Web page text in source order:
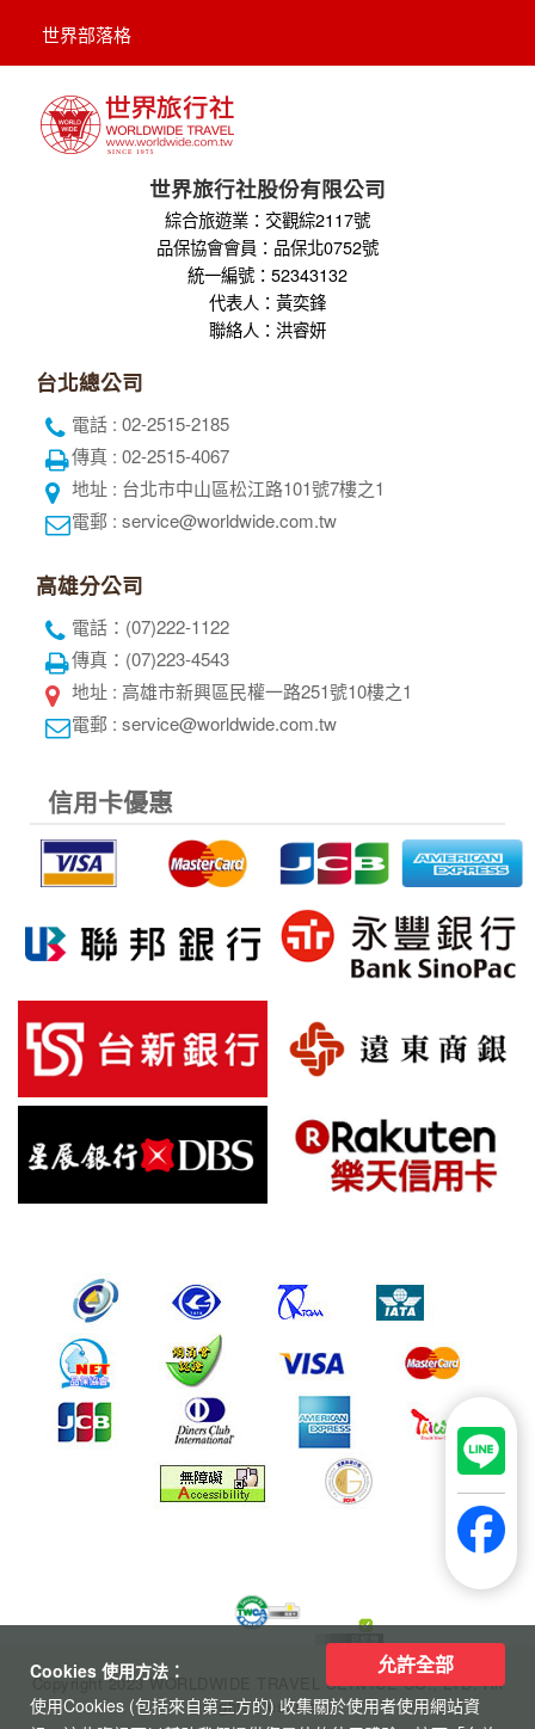
Cookies 使用方法：
使用Cookies (包括來自第三方的) 收集關於使用者使用網站資
允許全部
世界部落格
世界旅行社股份有限公司
綜合旅遊業：交觀綜2117號
品保協會會員：品保北0752號
統一編號：52343132
代表人：黃奕鋒
聯絡人：洪睿妍
台北總公司
電話 : 02-2515-2185
傳真 : 02-2515-4067
地址 : 台北市中山區松江路101號7樓之1
電郵 : service@worldwide.com.tw
高雄分公司
電話：(07)222-1122
傳真：(07)223-4543
地址 : 高雄市新興區民權一路251號10樓之1
電郵 : service@worldwide.com.tw
信用卡優惠
Copyright 2023 WORLDWIDE TRAVEL SERVICE CO., LTD. All
Rights Reserved.